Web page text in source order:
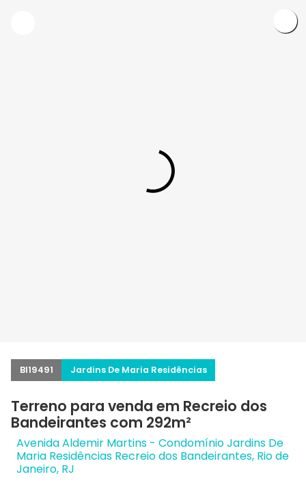
BI19491 Jardins De Maria Residências
Terreno para venda em Recreio dos
Bandeirantes com 292m²
Avenida Aldemir Martins - Condomínio Jardins De
Maria Residências Recreio dos Bandeirantes, Rio de
Janeiro, RJ